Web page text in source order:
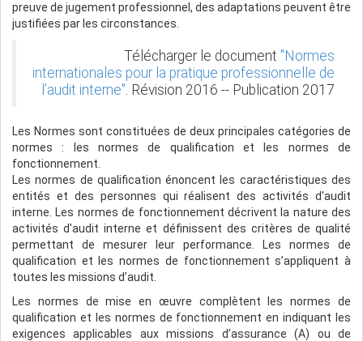
preuve de jugement professionnel, des adaptations peuvent être
justifiées par les circonstances.
Télécharger le document "Normes
internationales pour la pratique professionnelle de
l’audit interne". Révision 2016 -- Publication 2017
Les Normes sont constituées de deux principales catégories de
normes : les normes de qualification et les normes de
fonctionnement.
Les normes de qualification énoncent les caractéristiques des
entités et des personnes qui réalisent des activités d'audit
interne. Les normes de fonctionnement décrivent la nature des
activités d'audit interne et définissent des critères de qualité
permettant de mesurer leur performance. Les normes de
qualification et les normes de fonctionnement s’appliquent à
toutes les missions d’audit.
Les normes de mise en œuvre complètent les normes de
qualification et les normes de fonctionnement en indiquant les
exigences applicables aux missions d’assurance (A) ou de